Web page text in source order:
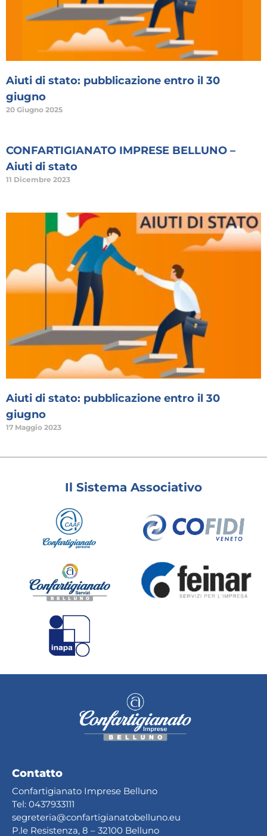
Aiuti di stato: pubblicazione entro il 30
giugno
20 Giugno 2025
CONFARTIGIANATO IMPRESE BELLUNO –
Aiuti di stato
11 Dicembre 2023
Aiuti di stato: pubblicazione entro il 30
giugno
17 Maggio 2023
Il Sistema Associativo
Contatto
Confartigianato Imprese Belluno
Tel: 0437933111
segreteria@confartigianatobelluno.eu
P.le Resistenza, 8 – 32100 Belluno